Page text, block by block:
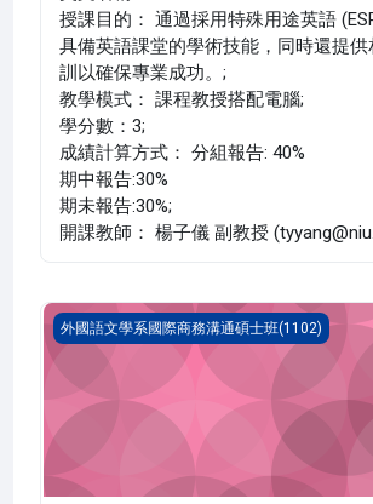
授課目的： 通過採用特殊用途英語
具備英語課堂的學術技能，同時還提
訓以確保專業成功。;
教學模式： 課程教授搭配電腦;
學分數：3;
成績計算方式： 分組報告: 40%
期中報告:30%
期未報告:30%;
開課教師： 楊子儀 副教授
企業分析與診斷(1102_R1IB010002A)
外國語文學系國際商務溝通碩士班(1102)